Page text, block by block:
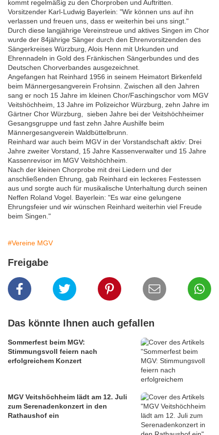
kommt regelmäßig zu den Chorproben und Auftritten.
Vorsitzender Karl-Ludwig Bayerlein: "Wir können uns auf ihn
verlassen und freuen uns, dass er weiterhin bei uns singt."
Durch diese langjährige Vereinstreue und aktives Singen im Chor
wurde der 84jährige Sänger durch den Ehrenvorsitzenden des
Sängerkreises Würzburg, Alois Henn mit Urkunden und
Ehrennadeln in Gold des Fränkischen Sängerbundes und des
Deutschen Chorverbandes ausgezeichnet.
Angefangen hat Reinhard 1956 in seinem Heimatort Birkenfeld
beim Männergesangverein Frohsinn. Zwischen all den Jahren
sang er noch 15 Jahre im kleinen Chor/Faschingschor vom MGV
Veitshöchheim, 13 Jahre im Polizeichor Würzburg, zehn Jahre im
Gärtner Chor Würzburg, sieben Jahre bei der Veitshöchheimer
Gesangsgruppe und fast zehn Jahre Aushilfe beim
Männergesangverein Waldbüttelbrunn.
Reinhard war auch beim MGV in der Vorstandschaft aktiv: Drei
Jahre zweiter Vorstand, 15 Jahre Kassenverwalter und 15 Jahre
Kassenrevisor im MGV Veitshöchheim.
Nach der kleinen Chorprobe mit drei Liedern und der
anschließenden Ehrung, gab Reinhard ein leckeres Festessen
aus und sorgte auch für musikalische Unterhaltung durch seinen
Neffen Roland Vogel. Bayerlein: "Es war eine gelungene
Ehrungsfeier und wir wünschen Reinhard weiterhin viel Freude
beim Singen."
#Vereine MGV
Freigabe
Das könnte Ihnen auch gefallen
Sommerfest beim MGV:
Stimmungsvoll feiern nach
erfolgreichem Konzert
MGV Veitshöchheim lädt am 12. Juli
zum Serenadenkonzert in den
Rathaushof ein